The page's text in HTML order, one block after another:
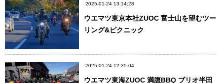
2025-01-24 13:14:28
ウエマツ東京本社ZUOC 富士山を望むツー
リング&ピクニック
2025-01-24 12:35:04
ウエマツ東海ZUOC 満腹BBQ ブリオ半田